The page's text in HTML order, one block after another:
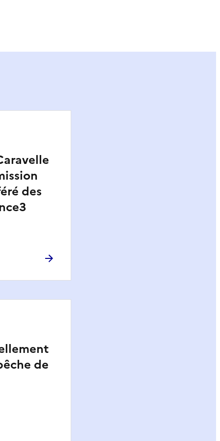
des
de